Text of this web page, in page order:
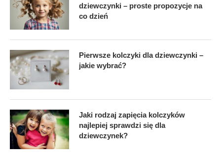
dziewczynki – proste propozycje na
co dzień
Pierwsze kolczyki dla dziewczynki –
jakie wybrać?
Jaki rodzaj zapięcia kolczyków
najlepiej sprawdzi się dla
dziewczynek?